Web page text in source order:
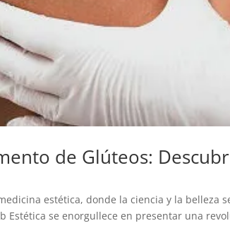
de Glúteos:
estética, donde la ciencia y la belleza
Estética se enorgullece en presentar una